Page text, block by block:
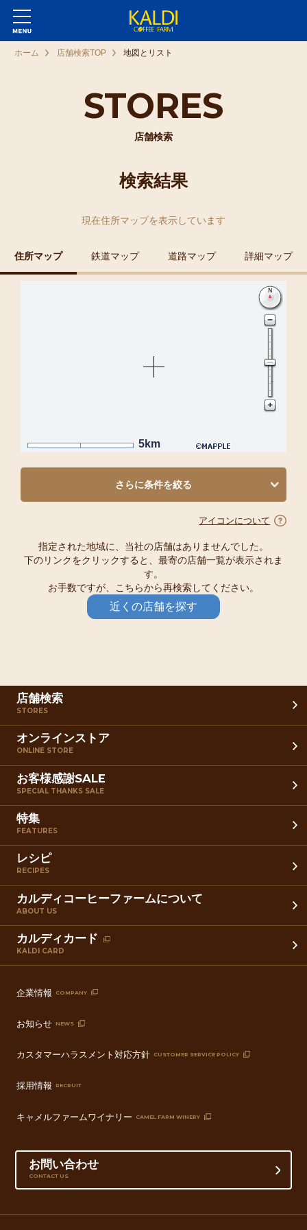
STORES
店舗検索
ホーム 店舗検索TOP 地図とリスト
検索結果
現在住所マップを表示しています
住所マップ 鉄道マップ 道路マップ 詳細マップ
5km
さらに条件を絞る
アイコンについて
指定された地域に、当社の店舗はありませんでした。
下のリンクをクリックすると、最寄の店舗一覧が表示されま
す。
お手数ですが、こちらから再検索してください。
近くの店舗を探す
店舗検索
STORES
オンラインストア
ONLINE STORE
お客様感謝SALE
SPECIAL THANKS SALE
特集
FEATURES
レシピ
RECIPES
カルディコーヒーファームについて
ABOUT US
カルディカード
KALDI CARD
企業情報 COMPANY
お知らせ NEWS
カスタマーハラスメント対応方針 CUSTOMER SERVICE POLICY
採用情報 RECRUIT
キャメルファームワイナリー CAMEL FARM WINERY
お問い合わせ
CONTACT US